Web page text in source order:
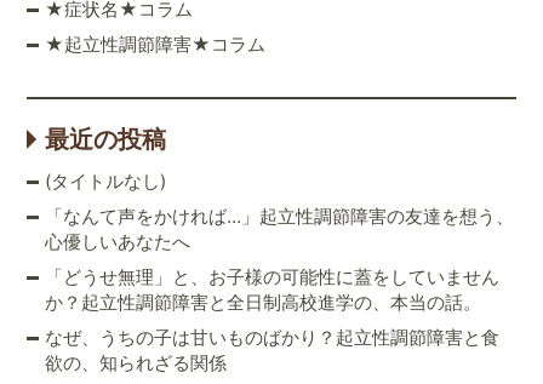
★症状名★コラム
★起立性調節障害★コラム
最近の投稿
(タイトルなし)
「なんて声をかければ…」起立性調節障害の友達を想う、
心優しいあなたへ
「どうせ無理」と、お子様の可能性に蓋をしていません
か？起立性調節障害と全日制高校進学の、本当の話。
なぜ、うちの子は甘いものばかり？起立性調節障害と食
欲の、知られざる関係